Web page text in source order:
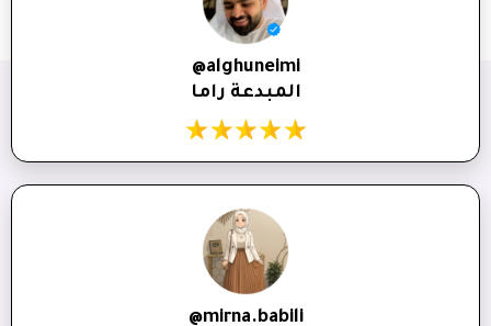
@alghuneimi
المبدعة راما
@mirna.babili